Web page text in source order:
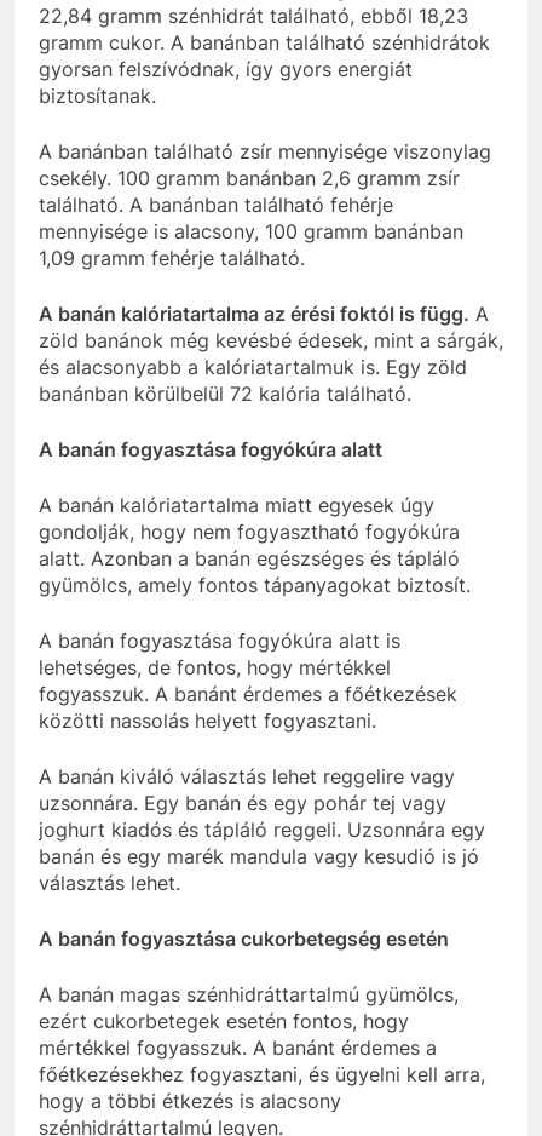
22,84 gramm szénhidrát található, ebből 18,23
gramm cukor. A banánban található szénhidrátok
gyorsan felszívódnak, így gyors energiát
biztosítanak.
A banánban található zsír mennyisége viszonylag
csekély. 100 gramm banánban 2,6 gramm zsír
található. A banánban található fehérje
mennyisége is alacsony, 100 gramm banánban
1,09 gramm fehérje található.
A banán kalóriatartalma az érési foktól is függ. A
zöld banánok még kevésbé édesek, mint a sárgák,
és alacsonyabb a kalóriatartalmuk is. Egy zöld
banánban körülbelül 72 kalória található.
A banán fogyasztása fogyókúra alatt
A banán kalóriatartalma miatt egyesek úgy
gondolják, hogy nem fogyasztható fogyókúra
alatt. Azonban a banán egészséges és tápláló
gyümölcs, amely fontos tápanyagokat biztosít.
A banán fogyasztása fogyókúra alatt is
lehetséges, de fontos, hogy mértékkel
fogyasszuk. A banánt érdemes a főétkezések
közötti nassolás helyett fogyasztani.
A banán kiváló választás lehet reggelire vagy
uzsonnára. Egy banán és egy pohár tej vagy
joghurt kiadós és tápláló reggeli. Uzsonnára egy
banán és egy marék mandula vagy kesudió is jó
választás lehet.
A banán fogyasztása cukorbetegség esetén
A banán magas szénhidráttartalmú gyümölcs,
ezért cukorbetegek esetén fontos, hogy
mértékkel fogyasszuk. A banánt érdemes a
főétkezésekhez fogyasztani, és ügyelni kell arra,
hogy a többi étkezés is alacsony
szénhidráttartalmú legyen.